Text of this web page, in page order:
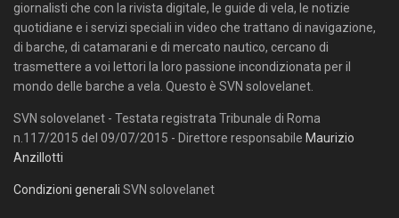
giornalisti che con la rivista digitale, le guide di vela, le notizie
quotidiane e i servizi speciali in video che trattano di navigazione,
di barche, di catamarani e di mercato nautico, cercano di
trasmettere a voi lettori la loro passione incondizionata per il
mondo delle barche a vela. Questo è SVN solovelanet.
SVN solovelanet - Testata registrata Tribunale di Roma
n.117/2015 del 09/07/2015 - Direttore responsabile Maurizio
Anzillotti
Condizioni generali SVN solovelanet